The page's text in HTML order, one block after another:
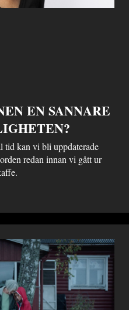
EN SANNARE
tid kan vi bli uppdaterade
redan innan vi gått ur